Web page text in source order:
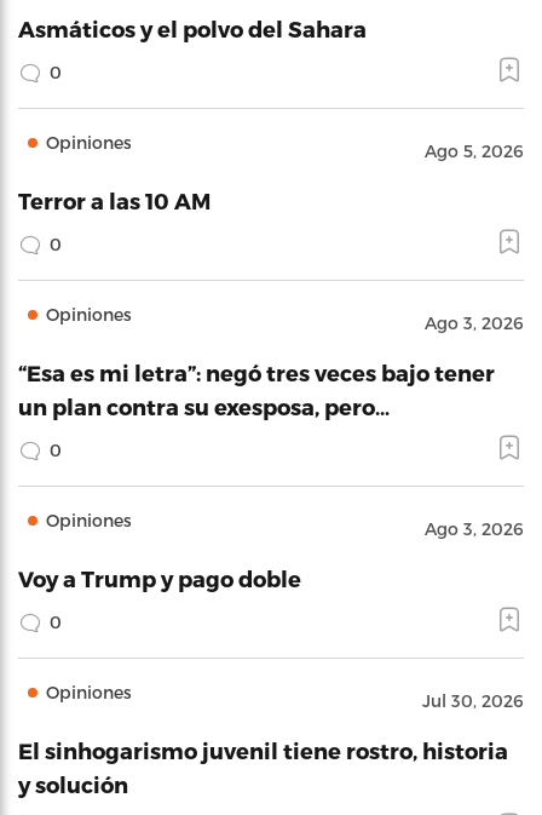
Asmáticos y el polvo del Sahara
0
Opiniones Ago 5, 2026
Terror a las 10 AM
0
Opiniones Ago 3, 2026
“Esa es mi letra”: negó tres veces bajo tener
un plan contra su exesposa, pero…
0
Opiniones Ago 3, 2026
Voy a Trump y pago doble
0
Opiniones Jul 30, 2026
El sinhogarismo juvenil tiene rostro, historia
y solución